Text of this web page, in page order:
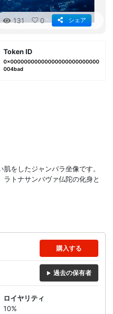
131 0 シェア
Token ID
0x00000000000000000000000000
004bad
をしたジャンバラ坐像です。
トナサンバヴァ仏陀の化身と
購入する
過去の保有者
ロイヤリティ
10%